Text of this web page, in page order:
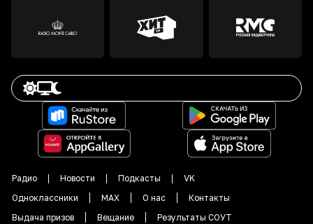
Радио Новости Подкасты
VK
Одноклассники
MAX О нас
Контакты
Выдача призов
Вещание Результаты СОУТ